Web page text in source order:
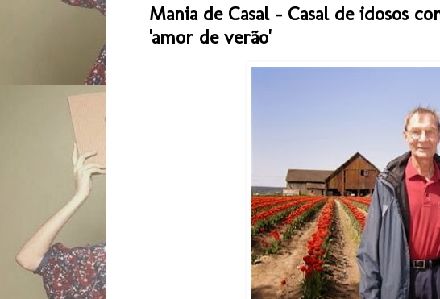
Mania de Casal - Casal de idosos
'amor de verão'